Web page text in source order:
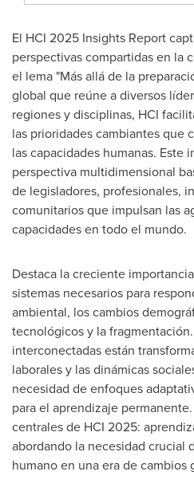
El HCI 2025 Insights Report
perspectivas compartidas en la
el lema "Más allá de la
global que reúne a diversos
regiones y disciplinas, HCI
las prioridades cambiantes que
las capacidades humanas. Este
perspectiva multidimensional
de legisladores, profesionales,
comunitarios que impulsan las
capacidades en todo el mundo.
Destaca la creciente
sistemas necesarios para
ambiental, los cambios
tecnológicos y la
interconectadas están
laborales y las dinámicas
necesidad de enfoques
para el aprendizaje
centrales de HCI 2025:
abordando la necesidad crucial
humano en una era de